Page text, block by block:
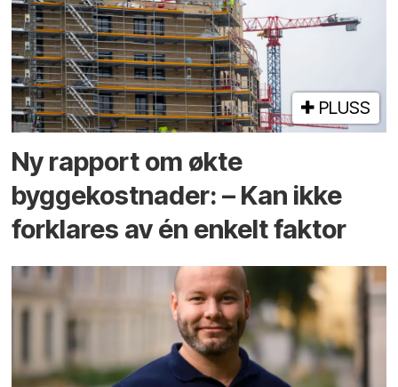
PLUSS
Ny rapport om økte
byggekostnader: – Kan ikke
forklares av én enkelt faktor